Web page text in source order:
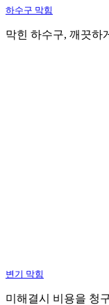
하수구 막힘
막힌 하수구, 깨끗하
변기 막힘
미해결시 비용을 청